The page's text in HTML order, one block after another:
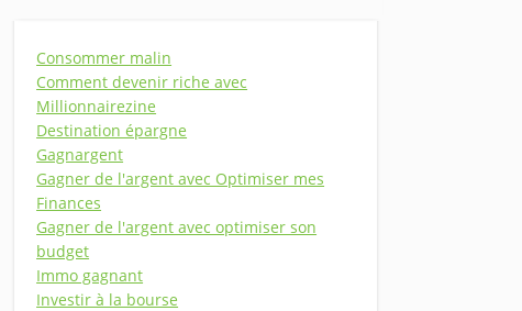
Consommer malin
Comment devenir riche avec
Millionnairezine
Destination épargne
Gagnargent
Gagner de l'argent avec Optimiser mes
Finances
Gagner de l'argent avec optimiser son
budget
Immo gagnant
Investir à la bourse